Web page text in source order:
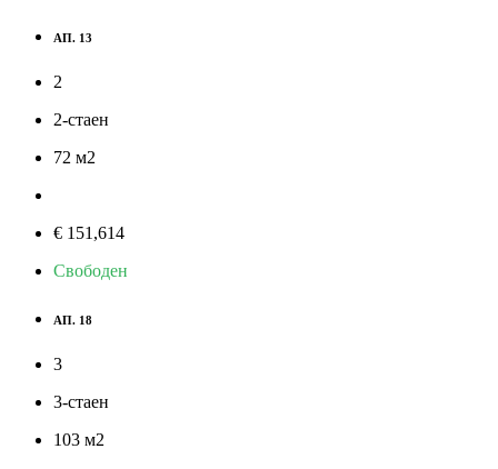
АП. 13
2
2-стаен
72 м2
€ 151,614
Свободен
АП. 18
3
3-стаен
103 м2